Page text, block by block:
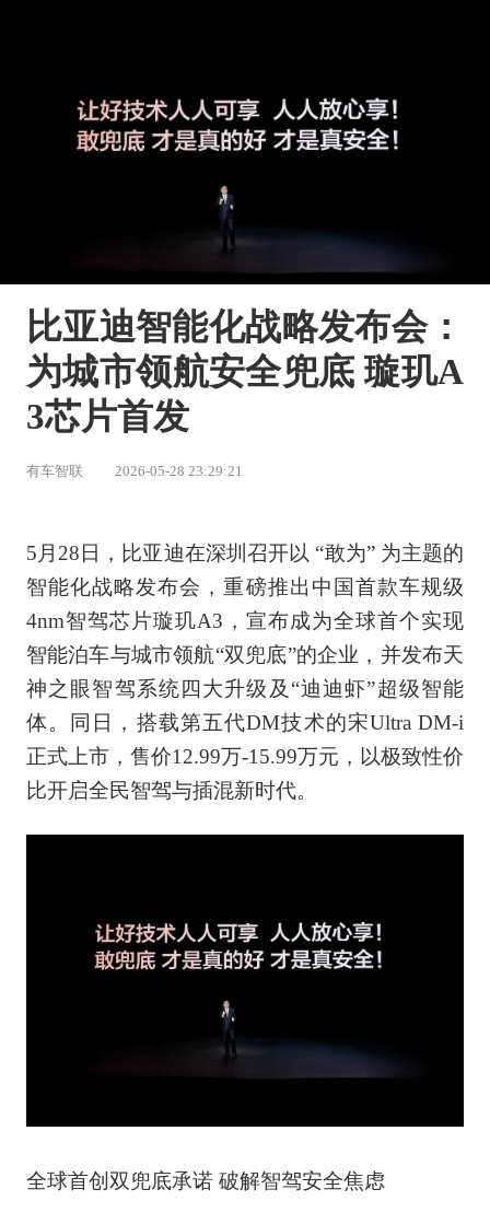
比亚迪智能化战略发布会：
为城市领航安全兜底 璇玑A
3芯片首发
有车智联 2026-05-28 23:29:21
5月28日，比亚迪在深圳召开以 “敢为” 为主题的
智能化战略发布会，重磅推出中国首款车规级
4nm智驾芯片璇玑A3，宣布成为全球首个实现
智能泊车与城市领航“双兜底”的企业，并发布天
神之眼智驾系统四大升级及“迪迪虾”超级智能
体。同日，搭载第五代DM技术的宋Ultra DM-i
正式上市，售价12.99万-15.99万元，以极致性价
比开启全民智驾与插混新时代。
全球首创双兜底承诺 破解智驾安全焦虑